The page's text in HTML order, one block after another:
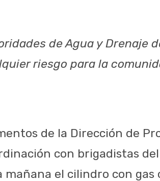
de Agua y Drenaje
riesgo para la
de la Dirección de
con brigadistas
mañana el cilindro con gas